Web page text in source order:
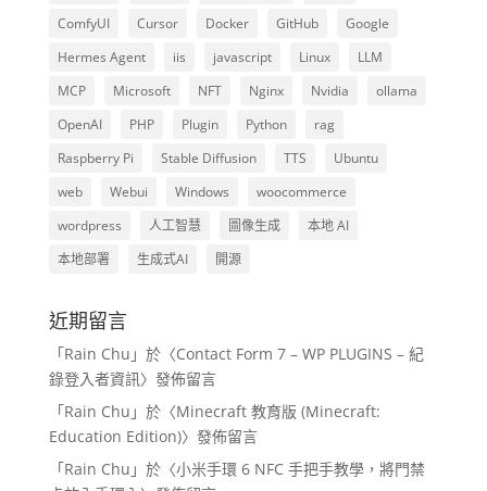
ComfyUI
Cursor Docker GitHub
Google
Hermes Agent
iis javascript Linux
LLM
MCP
Microsoft NFT Nginx Nvidia
ollama
OpenAI
PHP Plugin Python
rag
Raspberry Pi
Stable Diffusion TTS
Ubuntu
web
Webui Windows
woocommerce
wordpress
人工智慧 圖像生成
本地 AI
本地部署
生成式AI 開源
近期留言
「Rain Chu 」於〈Contact Form 7 – WP PLUGINS – 紀
錄登入者資訊〉發佈留言
「Rain Chu 」於〈Minecraft 教育版 (Minecraft:
Education Edition)〉發佈留言
「Rain Chu 」於〈小米手環 6 NFC 手把手教學，將門禁